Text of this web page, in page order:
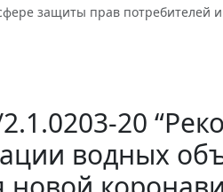
защиты прав потребителей
20
водных